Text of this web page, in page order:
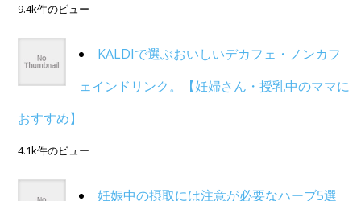
9.4k件のビュー
KALDIで選ぶおいしいデカフェ・ノンカフ
ェインドリンク。【妊婦さん・授乳中のママに
おすすめ】
4.1k件のビュー
妊娠中の摂取には注意が必要なハーブ5選